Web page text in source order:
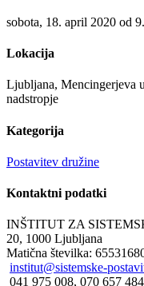
sobota, 18. april 2020 od
Lokacija
Ljubljana, Mencingerjeva
nadstropje
Kategorija
Postavitev družine
Kontaktni podatki
INŠTITUT ZA
20, 1000 Ljubljana
Matična številka:
institut@sistemske-
041 975 008, 070 657 484